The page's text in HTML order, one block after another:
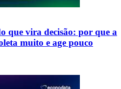
que vira decisão: por que a
muito e age pouco